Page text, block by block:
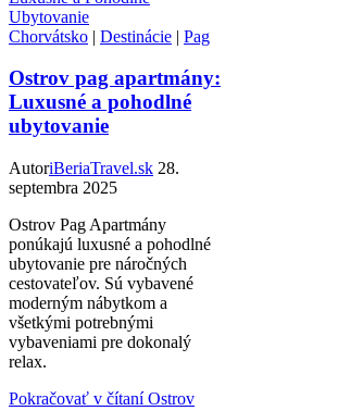
Chorvátsko | Destinácie | Pag
Ostrov pag apartmány:
Luxusné a pohodlné
ubytovanie
AutoriBeriaTravel.sk 28.
septembra 2025
Ostrov Pag Apartmány
ponúkajú luxusné a pohodlné
ubytovanie pre náročných
cestovateľov. Sú vybavené
moderným nábytkom a
všetkými potrebnými
vybaveniami pre dokonalý
relax.
Pokračovať v čítaníOstrov